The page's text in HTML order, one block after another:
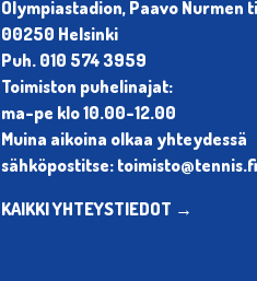
Olympiastadion, Paavo Nurmen
00250 Helsinki
Puh. 010 574 3959
Toimiston puhelinajat:
ma-pe klo 10.00-12.00
Muina aikoina olkaa yhteydessä
sähköpostitse: toimisto@tennis.fi
KAIKKI YHTEYSTIEDOT →